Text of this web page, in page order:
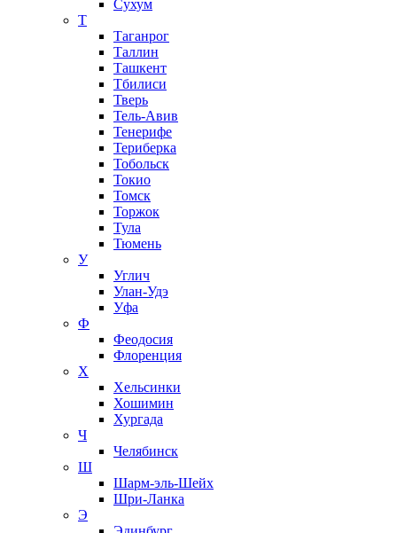
Сухум
Т
Таганрог
Таллин
Ташкент
Тбилиси
Тверь
Тель-Авив
Тенерифе
Териберка
Тобольск
Токио
Томск
Торжок
Тула
Тюмень
У
Углич
Улан-Удэ
Уфа
Ф
Феодосия
Флоренция
Х
Хельсинки
Хошимин
Хургада
Ч
Челябинск
Ш
Шарм-эль-Шейх
Шри-Ланка
Э